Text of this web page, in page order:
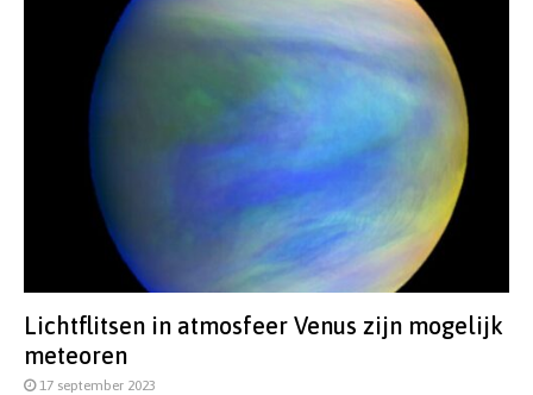
Lichtflitsen in atmosfeer Venus zijn mogelijk
meteoren
17 september 2023